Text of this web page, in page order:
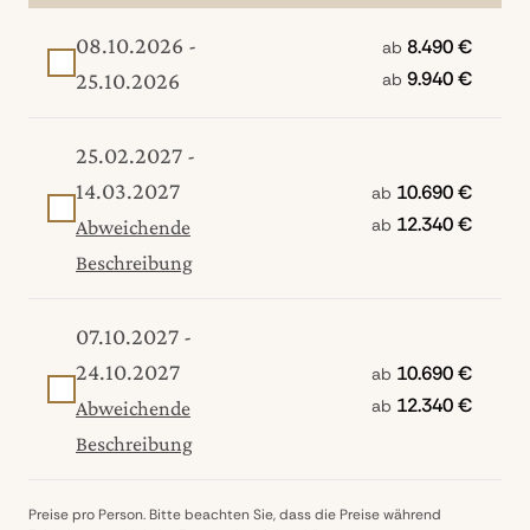
08.10.2026 -
25.10.2026
ab 8.490 €
ab 9.940 €
25.02.2027 -
14.03.2027
Abweichende
Beschreibung
ab 10.690 €
ab 12.340 €
07.10.2027 -
24.10.2027
Abweichende
Beschreibung
ab 10.690 €
ab 12.340 €
Preise pro Person. Bitte beachten Sie, dass die Preise während